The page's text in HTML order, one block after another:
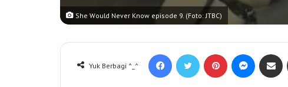
She Would Never Know episode 9. (Foto: JTBC)
Yuk Berbagi ^_^